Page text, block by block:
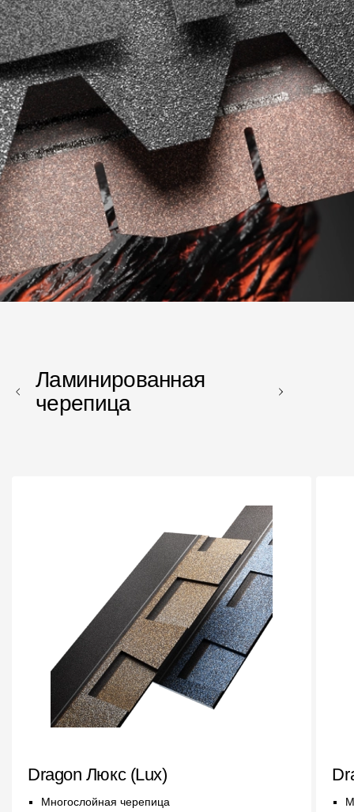
Комплектующие для фасадов
Пленки и мембраны
Мягкая кровля
Однослойная черепица
Ламинированная черепица
Комплектующие к кровле
Кровельная вентиляция
Водостоки
Водосборник
Чердачные лестницы
Рекламные материалы
Сертификаты
Гарантии
Текстуры
Вопрос-ответ/Faq
Статьи
Ламинированная
черепица
Dragon Люкс (Lux)
Многослойная черепица